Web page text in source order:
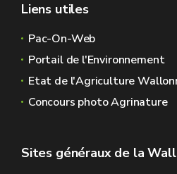
Liens utiles
Pac-On-Web
Portail de l'Environnement
Etat de l'Agriculture
Concours photo Agrinature
Sites généraux de la